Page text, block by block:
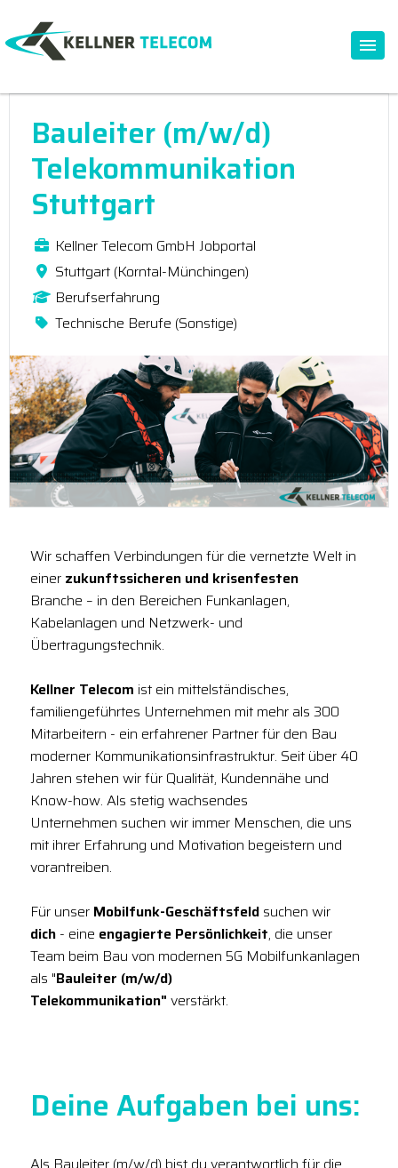
Bauleiter (m/w/d)
Telekommunikation
Stuttgart
Kellner Telecom GmbH Jobportal
Stuttgart (Korntal-Münchingen)
Berufserfahrung
Technische Berufe (Sonstige)
Wir schaffen Verbindungen für die vernetzte Welt in
einer zukunftssicheren und krisenfesten
Branche – in den Bereichen Funkanlagen,
Kabelanlagen und Netzwerk- und
Übertragungstechnik.
Kellner Telecom ist ein mittelständisches,
familiengeführtes Unternehmen mit mehr als 300
Mitarbeitern - ein erfahrener Partner für den Bau
moderner Kommunikationsinfrastruktur. Seit über 40
Jahren stehen wir für Qualität, Kundennähe und
Know-how. Als stetig wachsendes
Unternehmen suchen wir immer Menschen, die uns
mit ihrer Erfahrung und Motivation begeistern und
vorantreiben.
Für unser Mobilfunk-Geschäftsfeld suchen wir
dich - eine engagierte Persönlichkeit, die unser
Team beim Bau von modernen 5G Mobilfunkanlagen
als "Bauleiter (m/w/d)
Telekommunikation" verstärkt.
Deine Aufgaben bei uns: